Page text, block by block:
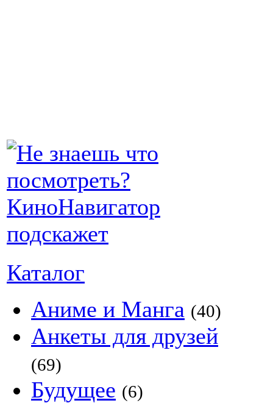
Каталог
Аниме и Манга (40)
Анкеты для друзей
(69)
Будущее (6)